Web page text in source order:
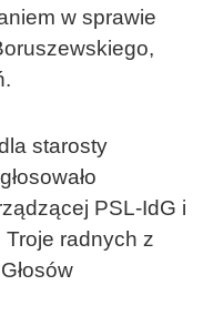
w sprawie
starosty
PSL-IdG i
radnych z